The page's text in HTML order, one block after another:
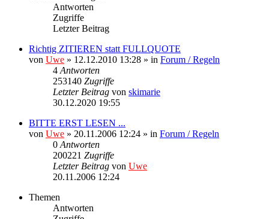
Antworten
Zugriffe
Letzter Beitrag
Richtig ZITIEREN statt FULLQUOTE
von Uwe » 12.12.2010 13:28 » in Forum / Regeln
4 Antworten
253140 Zugriffe
Letzter Beitrag von skimarie
30.12.2020 19:55
BITTE ERST LESEN ...
von Uwe » 20.11.2006 12:24 » in Forum / Regeln
0 Antworten
200221 Zugriffe
Letzter Beitrag von Uwe
20.11.2006 12:24
Themen
Antworten